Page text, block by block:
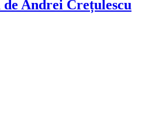
Andrei Crețulescu